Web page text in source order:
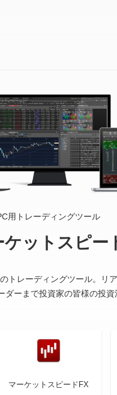
用トレーディングツール
ケットスピー
トレーディングツール。リ
ダーまで投資家の皆様の投
マーケットスピードFX